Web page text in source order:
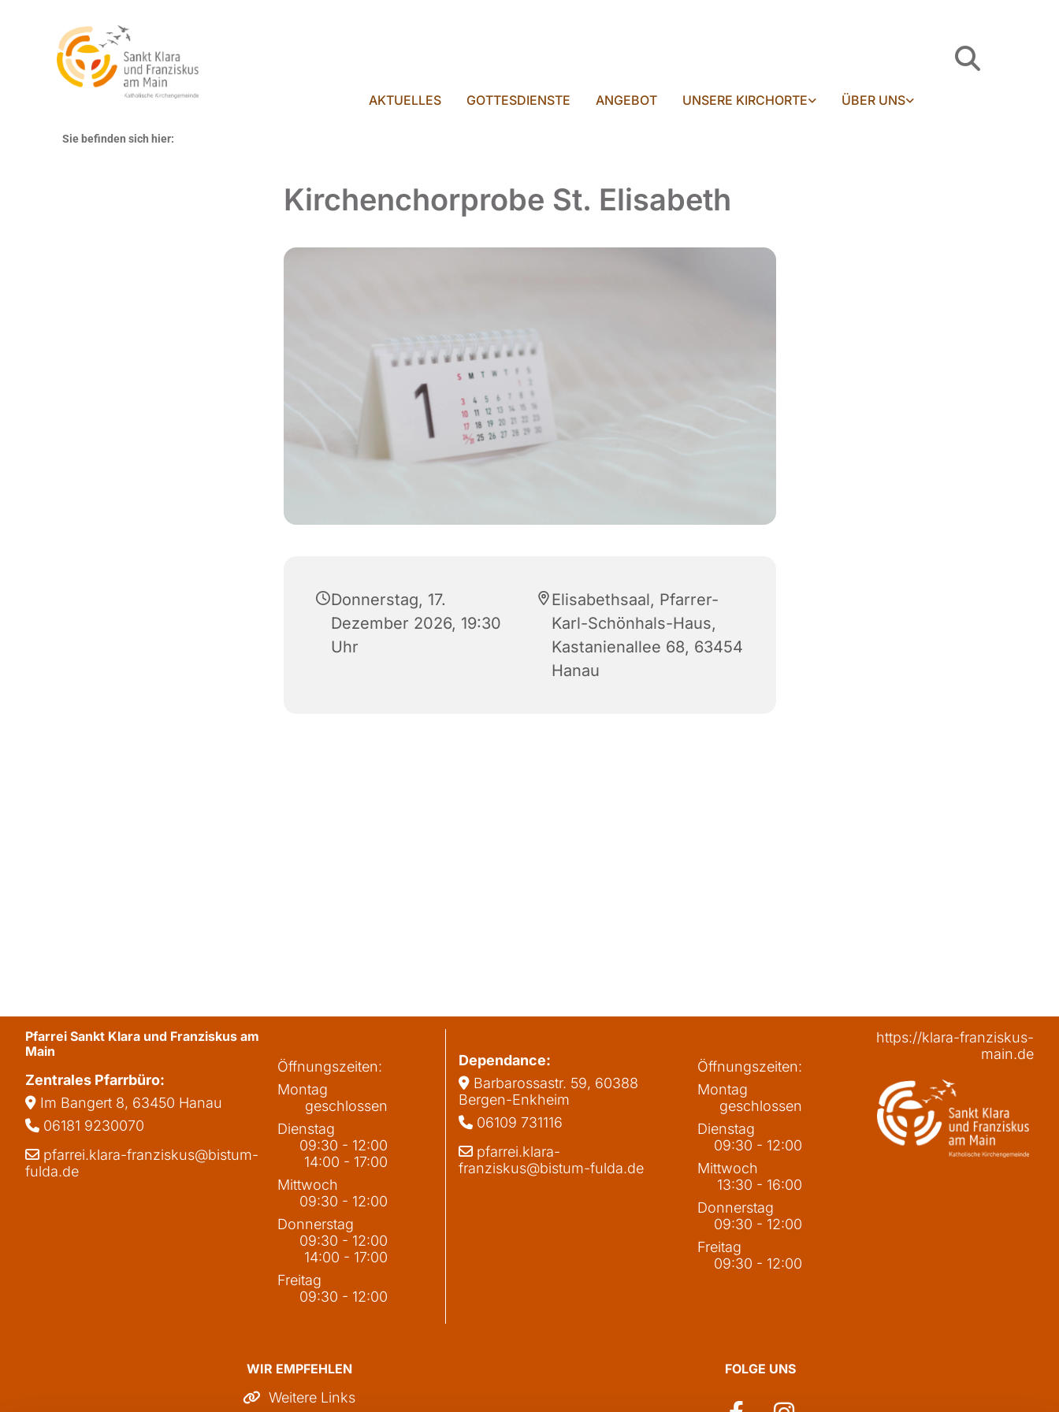
AKTUELLES GOTTESDIENSTE ANGEBOT UNSERE KIRCHORTE ÜBER UNS
Sie befinden sich hier:
Kirchenchorprobe St. Elisabeth
Donnerstag, 17.
Dezember 2026, 19:30
Uhr
Elisabethsaal, Pfarrer-
Karl-Schönhals-Haus,
Kastanienallee 68, 63454
Hanau
Pfarrei Sankt Klara und Franziskus am
Main
Zentrales Pfarrbüro:
 Im Bangert 8, 63450 Hanau
 06181 9230070
 pfarrei.klara-franziskus@bistum-
fulda.de
Öffnungszeiten:
Montag
geschlossen
Dienstag
09:30 - 12:00
14:00 - 17:00
Mittwoch
09:30 - 12:00
Donnerstag
09:30 - 12:00
14:00 - 17:00
Freitag
09:30 - 12:00
Dependance:
 Barbarossastr. 59, 60388
Bergen-Enkheim
 06109 731116
 pfarrei.klara-
franziskus@bistum-fulda.de
Öffnungszeiten:
Montag
geschlossen
Dienstag
09:30 - 12:00
Mittwoch
13:30 - 16:00
Donnerstag
09:30 - 12:00
Freitag
09:30 - 12:00
https://klara-franziskus-
main.de
WIR EMPFEHLEN
 Weitere Links
FOLGE UNS